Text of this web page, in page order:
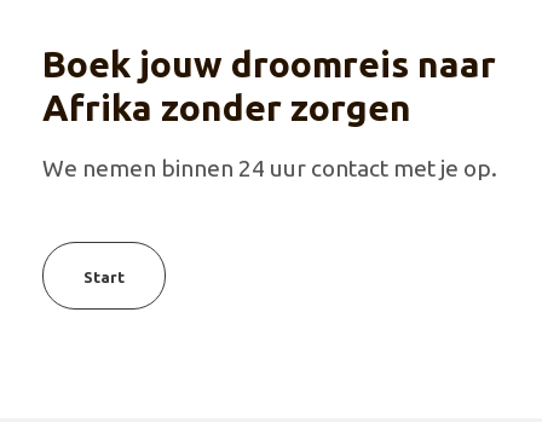
Boek jouw droomreis naar
Afrika zonder zorgen
We nemen binnen 24 uur contact met je op.
Start